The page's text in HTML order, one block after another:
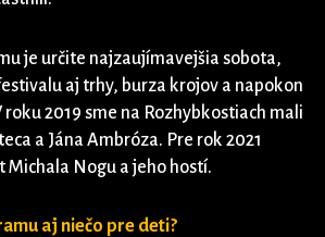
je určite najzaujímavejšia sobota,
aj trhy, burza krojov a napokon
2019 sme na Rozhybkostiach mali
a Jána Ambróza. Pre rok 2021
Michala Nogu a jeho hostí.
aj niečo pre deti?